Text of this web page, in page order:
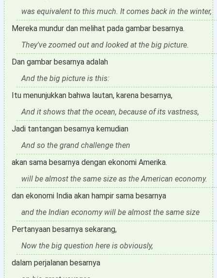
was equivalent to this much. It comes back in the winter,
Mereka mundur dan melihat pada gambar besarnya.
They've zoomed out and looked at the big picture.
Dan gambar besarnya adalah
And the big picture is this:
Itu menunjukkan bahwa lautan, karena besarnya,
And it shows that the ocean, because of its vastness,
Jadi tantangan besarnya kemudian
And so the grand challenge then
akan sama besarnya dengan ekonomi Amerika.
will be almost the same size as the American economy.
dan ekonomi India akan hampir sama besarnya
and the Indian economy will be almost the same size
Pertanyaan besarnya sekarang,
Now the big question here is obviously,
dalam perjalanan besarnya